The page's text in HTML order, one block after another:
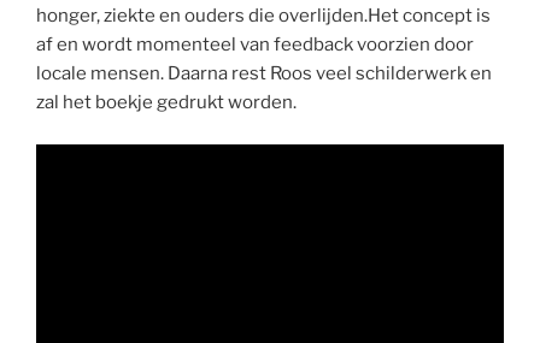
honger, ziekte en ouders die overlijden.Het concept is
af en wordt momenteel van feedback voorzien door
locale mensen. Daarna rest Roos veel schilderwerk en
zal het boekje gedrukt worden.